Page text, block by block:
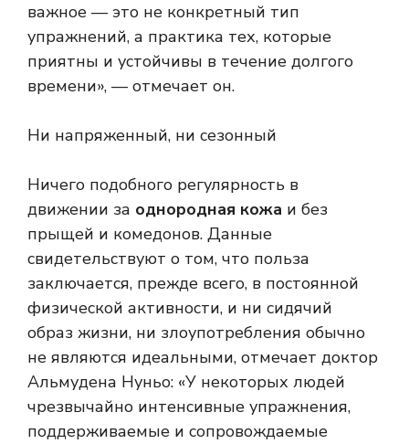
важное — это не конкретный тип
упражнений, а практика тех, которые
приятны и устойчивы в течение долгого
времени», — отмечает он.
Ни напряженный, ни сезонный
Ничего подобного регулярность в
движении за однородная кожа и без
прыщей и комедонов. Данные
свидетельствуют о том, что польза
заключается, прежде всего, в постоянной
физической активности, и ни сидячий
образ жизни, ни злоупотребления обычно
не являются идеальными, отмечает доктор
Альмудена Нуньо: «У некоторых людей
чрезвычайно интенсивные упражнения,
поддерживаемые и сопровождаемые